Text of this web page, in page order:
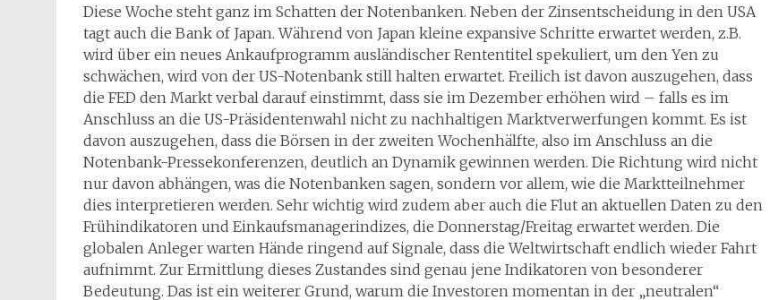
Diese Woche steht ganz im Schatten der Notenbanken. Neben der Zinsentscheidung in den USA
tagt auch die Bank of Japan. Während von Japan kleine expansive Schritte erwartet werden, z.B.
wird über ein neues Ankaufprogramm ausländischer Rententitel spekuliert, um den Yen zu
schwächen, wird von der US-Notenbank still halten erwartet. Freilich ist davon auszugehen, dass
die FED den Markt verbal darauf einstimmt, dass sie im Dezember erhöhen wird – falls es im
Anschluss an die US-Präsidentenwahl nicht zu nachhaltigen Marktverwerfungen kommt. Es ist
davon auszugehen, dass die Börsen in der zweiten Wochenhälfte, also im Anschluss an die
Notenbank-Pressekonferenzen, deutlich an Dynamik gewinnen werden. Die Richtung wird nicht
nur davon abhängen, was die Notenbanken sagen, sondern vor allem, wie die Marktteilnehmer
dies interpretieren werden. Sehr wichtig wird zudem aber auch die Flut an aktuellen Daten zu den
Frühindikatoren und Einkaufsmanagerindizes, die Donnerstag/Freitag erwartet werden. Die
globalen Anleger warten Hände ringend auf Signale, dass die Weltwirtschaft endlich wieder Fahrt
aufnimmt. Zur Ermittlung dieses Zustandes sind genau jene Indikatoren von besonderer
Bedeutung. Das ist ein weiterer Grund, warum die Investoren momentan in der „neutralen“